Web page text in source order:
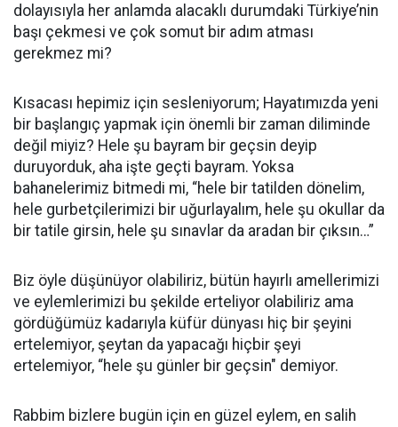
dolayısıyla her anlamda alacaklı durumdaki Türkiye’nin
başı çekmesi ve çok somut bir adım atması
gerekmez mi?
Kısacası hepimiz için sesleniyorum; Hayatımızda yeni
bir başlangıç yapmak için önemli bir zaman diliminde
değil miyiz? Hele şu bayram bir geçsin deyip
duruyorduk, aha işte geçti bayram. Yoksa
bahanelerimiz bitmedi mi, “hele bir tatilden dönelim,
hele gurbetçilerimizi bir uğurlayalım, hele şu okullar da
bir tatile girsin, hele şu sınavlar da aradan bir çıksın…”
Biz öyle düşünüyor olabiliriz, bütün hayırlı amellerimizi
ve eylemlerimizi bu şekilde erteliyor olabiliriz ama
gördüğümüz kadarıyla küfür dünyası hiç bir şeyini
ertelemiyor, şeytan da yapacağı hiçbir şeyi
ertelemiyor, “hele şu günler bir geçsin" demiyor.
Rabbim bizlere bugün için en güzel eylem, en salih